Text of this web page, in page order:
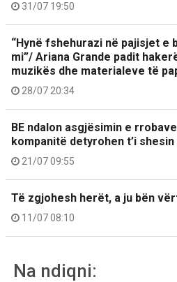
31/07 19:50
“Hynë fshehurazi në pajisjet e
mi”/ Ariana Grande padit
muzikës dhe materialeve të
28/07 20:34
BE ndalon asgjësimin e
kompanitë detyrohen t’i shesin
21/07 09:55
Të zgjohesh herët, a ju bën
11/07 08:10
Na ndiqni: